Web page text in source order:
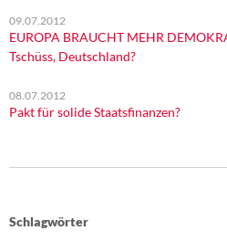
09.07.2012
EUROPA BRAUCHT MEHR
Tschüss, Deutschland?
08.07.2012
Pakt für solide Staatsfinanzen?
Schlagwörter